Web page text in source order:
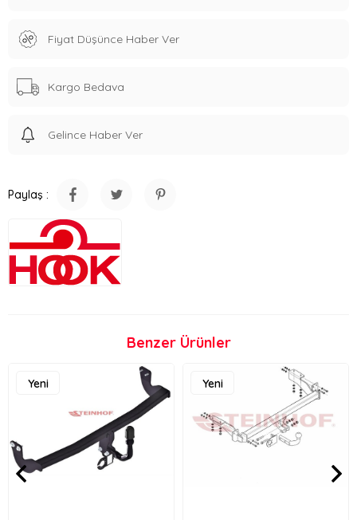
Fiyat Düşünce Haber Ver
Kargo Bedava
Gelince Haber Ver
Paylaş :
Benzer Ürünler
Yeni
Yeni